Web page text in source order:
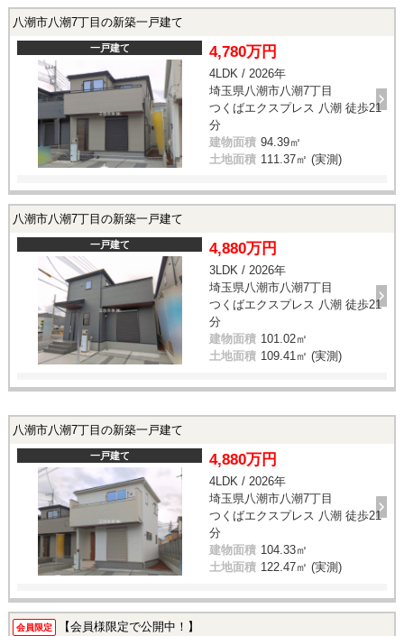
八潮市八潮7丁目の新築一戸建て
一戸建て 4,780万円
4LDK / 2026年
埼玉県八潮市八潮7丁目
つくばエクスプレス 八潮 徒歩21
分
建物面積 94.39㎡
土地面積 111.37㎡ (実測)
八潮市八潮7丁目の新築一戸建て
一戸建て 4,880万円
3LDK / 2026年
埼玉県八潮市八潮7丁目
つくばエクスプレス 八潮 徒歩21
分
建物面積 101.02㎡
土地面積 109.41㎡ (実測)
八潮市八潮7丁目の新築一戸建て
一戸建て 4,880万円
4LDK / 2026年
埼玉県八潮市八潮7丁目
つくばエクスプレス 八潮 徒歩21
分
建物面積 104.33㎡
土地面積 122.47㎡ (実測)
会員限定 【会員様限定で公開中！】